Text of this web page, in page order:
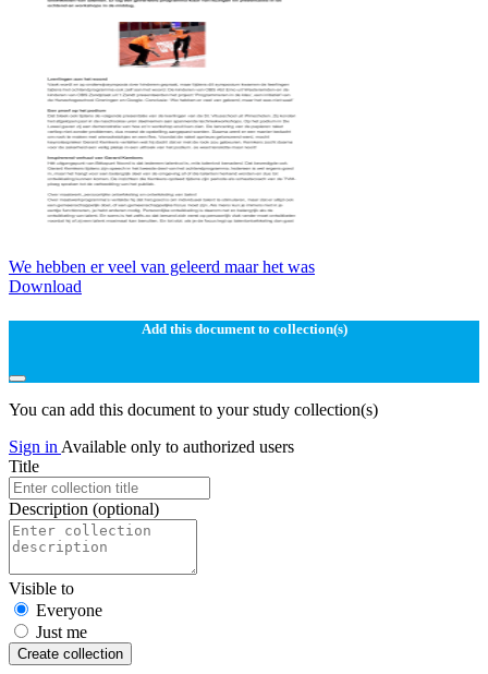
We hebben er veel van geleerd maar het was
Download
Add this document to collection(s)
You can add this document to your study collection(s)
Sign in Available only to authorized users
Title
Description (optional)
Visible to
Everyone
Just me
Create collection